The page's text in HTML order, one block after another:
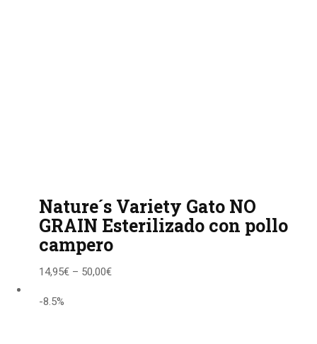
Nature´s Variety Gato NO
GRAIN Esterilizado con pollo
campero
14,95€ – 50,00€
-8.5%